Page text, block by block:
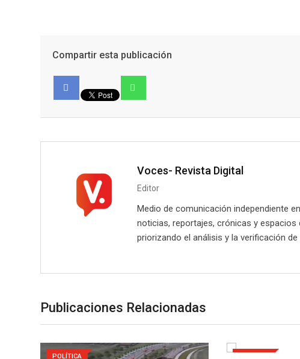
Compartir esta publicación
Voces- Revista Digital
Editor
Medio de comunicación independiente
noticias, reportajes, crónicas y
priorizando el análisis y la verificación
Publicaciones Relacionadas
POLÍTICA